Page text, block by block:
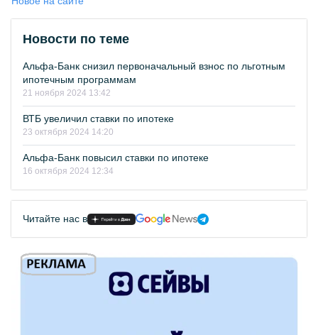
Новости по теме
Альфа-Банк снизил первоначальный взнос по льготным
ипотечным программам
21 ноября 2024 13:42
ВТБ увеличил ставки по ипотеке
23 октября 2024 14:20
Альфа-Банк повысил ставки по ипотеке
16 октября 2024 12:34
Читайте нас в